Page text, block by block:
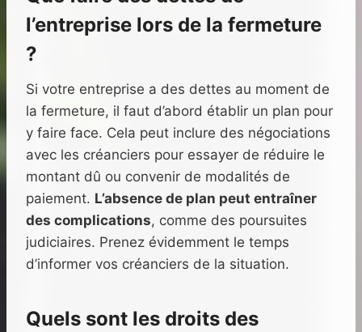
l’entreprise lors de la fermeture
?
Si votre entreprise a des dettes au moment de
la fermeture, il faut d’abord établir un plan pour
y faire face. Cela peut inclure des négociations
avec les créanciers pour essayer de réduire le
montant dû ou convenir de modalités de
paiement. L’absence de plan peut entraîner
des complications, comme des poursuites
judiciaires. Prenez évidemment le temps
d’informer vos créanciers de la situation.
Quels sont les droits des